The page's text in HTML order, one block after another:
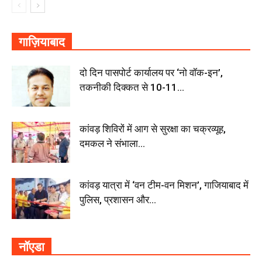
गाज़ियाबाद
दो दिन पासपोर्ट कार्यालय पर ‘नो वॉक-इन’,
तकनीकी दिक्कत से 10-11...
कांवड़ शिविरों में आग से सुरक्षा का चक्रव्यूह,
दमकल ने संभाला...
कांवड़ यात्रा में ‘वन टीम-वन मिशन’, गाजियाबाद में
पुलिस, प्रशासन और...
नॉएडा